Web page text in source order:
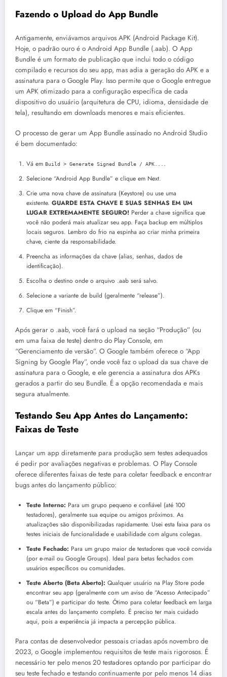
Fazendo o Upload do App Bundle
Antigamente, enviávamos arquivos APK (Android Package Kit).
Hoje, o padrão ouro é o Android App Bundle (.aab). O App
Bundle é um formato de publicação que inclui todo o código
compilado e recursos do seu app, mas adia a geração do APK e a
assinatura para o Google Play. Isso permite que o Google entregue
um APK otimizado para a configuração específica de cada
dispositivo do usuário (arquitetura de CPU, idioma, densidade de
tela), resultando em downloads menores e mais eficientes.
O processo de gerar um App Bundle assinado no Android Studio
é bem documentado:
Vá em Build > Generate Signed Bundle / APK... .
Selecione “Android App Bundle” e clique em Next.
Crie uma nova chave de assinatura (Keystore) ou use uma
existente. GUARDE ESTA CHAVE E SUAS SENHAS EM UM
LUGAR EXTREMAMENTE SEGURO! Perder a chave significa que
você não poderá mais atualizar seu app. Faça backup em múltiplos
locais seguros. Lembro do frio na espinha ao criar minha primeira
chave, ciente da responsabilidade.
Preencha as informações da chave (alias, senhas, dados de
identificação).
Escolha o destino onde o arquivo .aab será salvo.
Selecione a variante de build (geralmente “release”).
Clique em “Finish”.
Após gerar o .aab, você fará o upload na seção “Produção” (ou
em uma faixa de teste) dentro do Play Console, em
“Gerenciamento de versão”. O Google também oferece o “App
Signing by Google Play”, onde você faz o upload da sua chave de
assinatura para o Google, e ele gerencia a assinatura dos APKs
gerados a partir do seu Bundle. É a opção recomendada e mais
segura atualmente.
Testando Seu App Antes do Lançamento:
Faixas de Teste
Lançar um app diretamente para produção sem testes adequados
é pedir por avaliações negativas e problemas. O Play Console
oferece diferentes faixas de teste para coletar feedback e encontrar
bugs antes do lançamento público:
Teste Interno: Para um grupo pequeno e confiável (até 100
testadores), geralmente sua equipe ou amigos próximos. As
atualizações são disponibilizadas rapidamente. Usei esta faixa para os
testes iniciais de funcionalidade e usabilidade com alguns colegas.
Teste Fechado: Para um grupo maior de testadores que você convida
(por e-mail ou Google Groups). Ideal para betas fechados com
usuários específicos ou comunidades.
Teste Aberto (Beta Aberto): Qualquer usuário na Play Store pode
encontrar seu app (geralmente com um aviso de “Acesso Antecipado”
ou “Beta”) e participar do teste. Ótimo para coletar feedback em larga
escala antes do lançamento completo. É preciso ter mais cuidado
aqui, pois a experiência já impacta a percepção pública.
Para contas de desenvolvedor pessoais criadas após novembro de
2023, o Google implementou requisitos de teste mais rigorosos. É
necessário ter pelo menos 20 testadores optando por participar do
seu teste fechado e testando continuamente por pelo menos 14 dias